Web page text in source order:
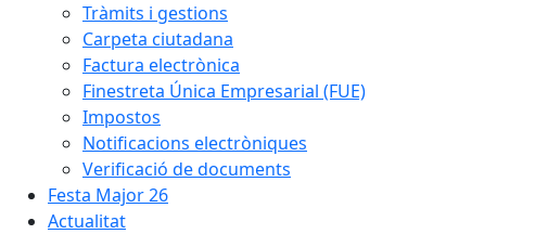
Tràmits i gestions
Carpeta ciutadana
Factura electrònica
Finestreta Única Empresarial (FUE)
Impostos
Notificacions electròniques
Verificació de documents
Festa Major 26
Actualitat